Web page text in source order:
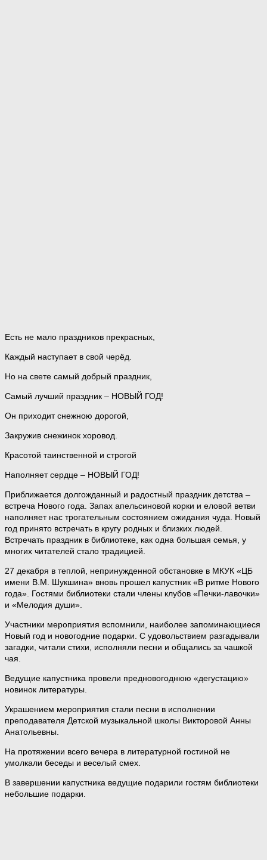
Есть не мало праздников прекрасных,
Каждый наступает в свой черёд.
Но на свете самый добрый праздник,
Самый лучший праздник – НОВЫЙ ГОД!
Он приходит снежною дорогой,
Закружив снежинок хоровод.
Красотой таинственной и строгой
Наполняет сердце – НОВЫЙ ГОД!
Приближается долгожданный и радостный праздник детства –
встреча Нового года. Запах апельсиновой корки и еловой ветви
наполняет нас трогательным состоянием ожидания чуда. Новый
год принято встречать в кругу родных и близких людей.
Встречать праздник в библиотеке, как одна большая семья, у
многих читателей стало традицией.
27 декабря в теплой, непринужденной обстановке в МКУК «ЦБ
имени В.М. Шукшина» вновь прошел капустник «В ритме Нового
года». Гостями библиотеки стали члены клубов «Печки-лавочки»
и «Мелодия души».
Участники мероприятия вспомнили, наиболее запоминающиеся
Новый год и новогодние подарки. С удовольствием разгадывали
загадки, читали стихи, исполняли песни и общались за чашкой
чая.
Ведущие капустника провели предновогоднюю «дегустацию»
новинок литературы.
Украшением мероприятия стали песни в исполнении
преподавателя Детской музыкальной школы Викторовой Анны
Анатольевны.
На протяжении всего вечера в литературной гостиной не
умолкали беседы и веселый смех.
В завершении капустника ведущие подарили гостям библиотеки
небольшие подарки.